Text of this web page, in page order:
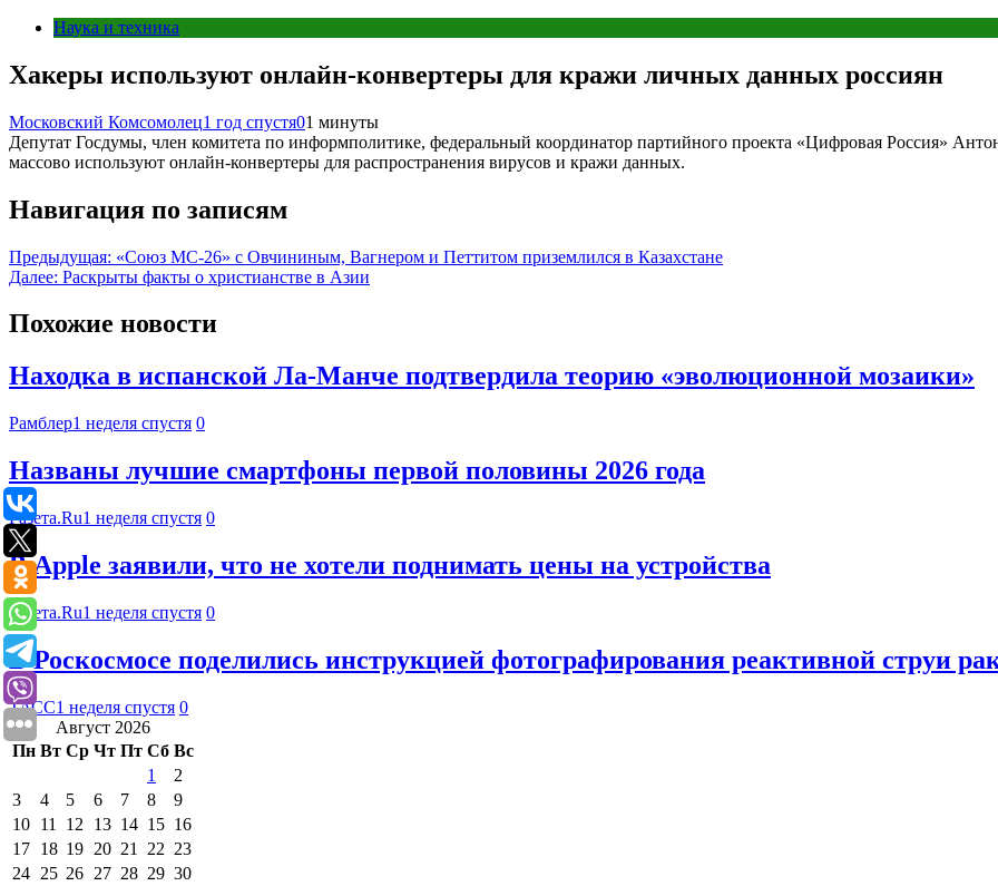
Наука и техника
Хакеры используют онлайн-конвертеры для кражи личных данных россиян
Московский Комсомолец1 год спустя01 минуты
Депутат Госдумы, член комитета по информполитике, федеральный координатор партийного проекта «Цифровая Россия»
массово используют онлайн-конвертеры для распространения вирусов и кражи данных.
Навигация по записям
Предыдущая: «Союз МС-26» с Овчининым, Вагнером и Петтитом приземлился в Казахстане
Далее: Раскрыты факты о христианстве в Азии
Похожие новости
Находка в испанской Ла-Манче подтвердила теорию «эволюционной мозаики»
Рамблер1 неделя спустя 0
Названы лучшие смартфоны первой половины 2026 года
Газета.Ru1 неделя спустя 0
В Apple заявили, что не хотели поднимать цены на устройства
Газета.Ru1 неделя спустя 0
В Роскосмосе поделились инструкцией фотографирования реактивной струи
ТАСС1 неделя спустя 0
Август 2026
Пн Вт Ср Чт Пт Сб Вс
1
2
3
4 5 6 7 8
9
10 11 12 13 14 15 16
17 18 19 20 21 22 23
24 25 26 27 28 29 30